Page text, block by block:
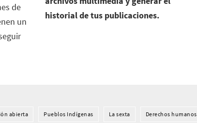
de
un
historial de tus publicaciones.
abierta Pueblos Indí­genas La sexta Derechos humanos